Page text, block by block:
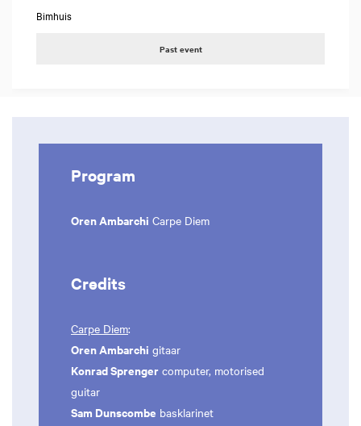
Bimhuis
Past event
Program
Oren Ambarchi Carpe Diem
Credits
Carpe Diem:
Oren Ambarchi gitaar
Konrad Sprenger computer, motorised
guitar
Sam Dunscombe basklarinet